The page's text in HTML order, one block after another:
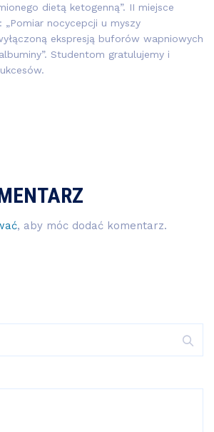
dietą ketogenną”. II miejsce
nocycepcji u myszy
ekspresją buforów wapniowych
Studentom gratulujemy i
, aby móc dodać komentarz.